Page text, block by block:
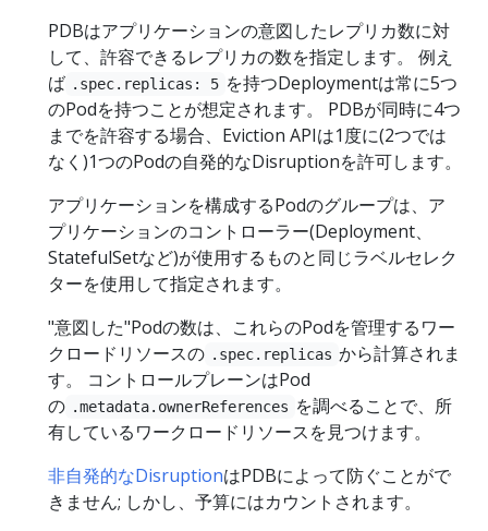
PDBはアプリケーションの意図したレプリカ数に対
して、許容できるレプリカの数を指定します。 例え
ば .spec.replicas: 5 を持つDeploymentは常に5つ
のPodを持つことが想定されます。 PDBが同時に4つ
までを許容する場合、Eviction APIは1度に(2つでは
なく)1つのPodの自発的なDisruptionを許可します。
アプリケーションを構成するPodのグループは、ア
プリケーションのコントローラー(Deployment、
StatefulSetなど)が使用するものと同じラベルセレク
ターを使用して指定されます。
"意図した"Podの数は、これらのPodを管理するワー
クロードリソースの .spec.replicas から計算されま
す。 コントロールプレーンはPod
の .metadata.ownerReferences を調べることで、所
有しているワークロードリソースを見つけます。
非自発的なDisruptionはPDBによって防ぐことがで
きません; しかし、予算にはカウントされます。